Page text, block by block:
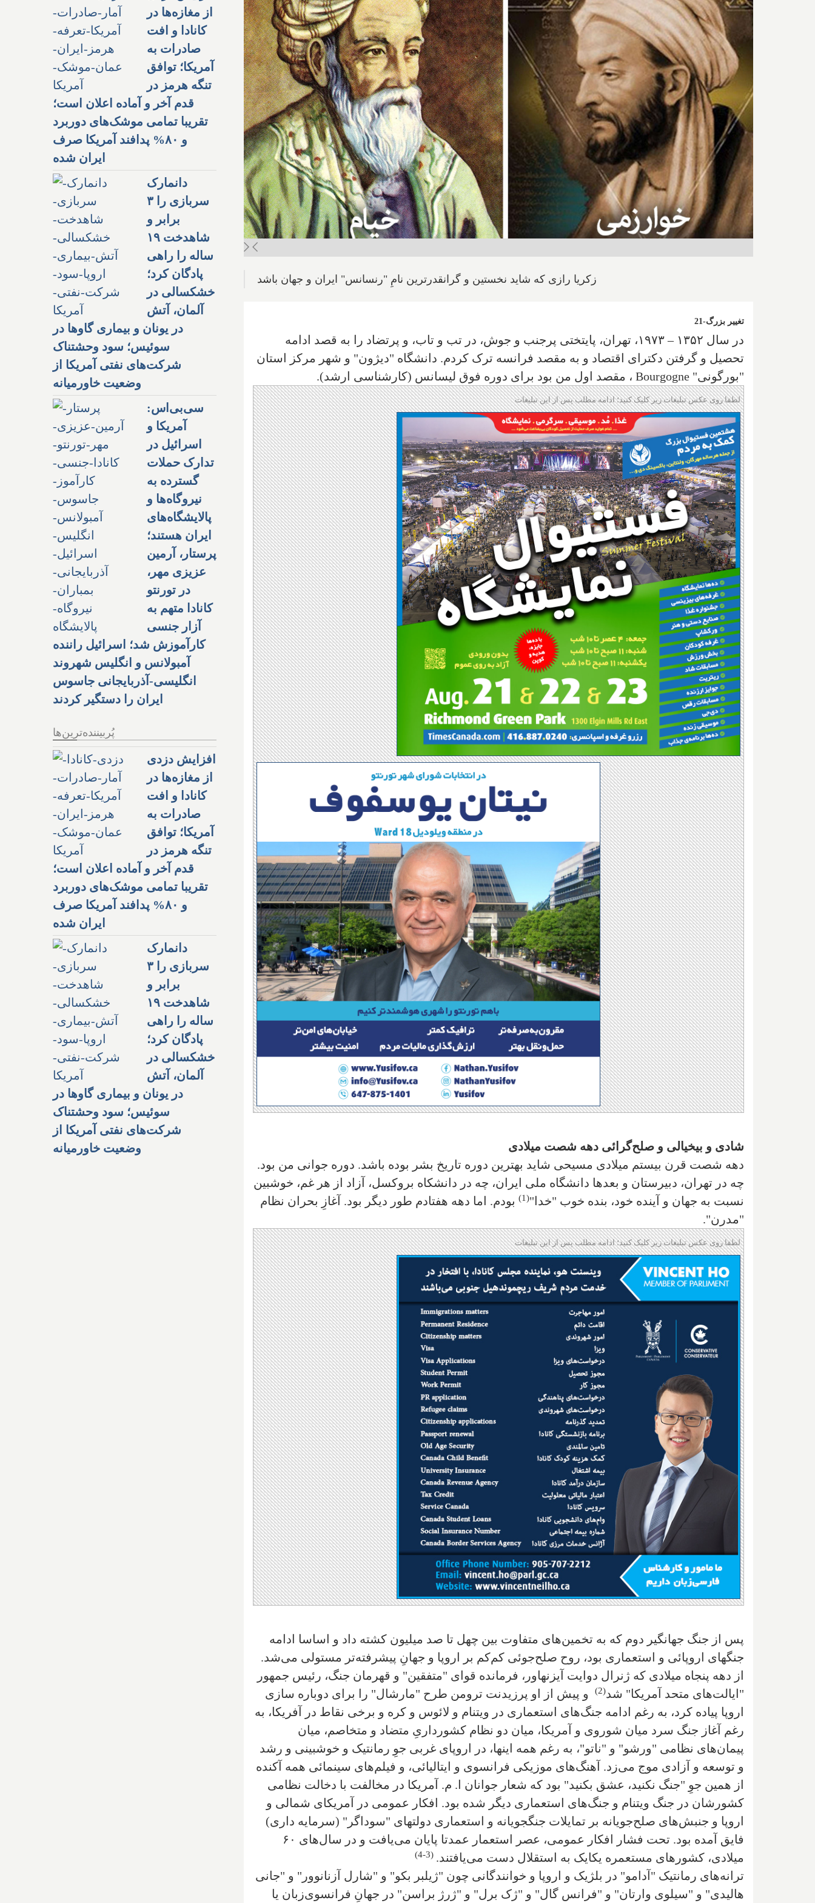
زکریا رازی که شاید نخستین و گرانقدرترین نامِ "رنسانس" ایران و جهان باشد
تغییر بزرگ-21
در سال ۱۳۵۲ – ۱۹۷۳، تهران، پایتختی پرجنب و جوش، در تب و تاب، و پرتضاد را به قصد ادامه
تحصیل و گرفتن دکترای اقتصاد و به مقصد فرانسه ترک کردم. دانشگاه "دیژون" و شهر مرکز استان
"بورگونی" Bourgogne ، مقصد اول من بود برای دوره فوق لیسانس (کارشناسی ارشد).
لطفا روی عکس تبلیغات زیر کلیک کنید؛ ادامه مطلب پس از این تبلیغات
شادی و بیخیالی و صلح‌گرائی دهه شصت میلادی
دهه شصت قرن بیستم میلادی مسیحی شاید بهترین دوره تاریخ بشر بوده باشد. دوره جوانی من بود.
چه در تهران، دبیرستان و بعدها دانشگاه ملی ایران، چه در دانشکاه بروکسل، آزاد از هر غم، خوشبین
نسبت به جهان و آینده خود، بنده خوب "خدا"(1)
بودم. اما دهه هفتاد‌م طور دیگر بود. آغازِ بحران نظام
"مدرن".
لطفا روی عکس تبلیغات زیر کلیک کنید؛ ادامه مطلب پس از این تبلیغات
پس از جنگ جهانگیر دوم که به تخمین‌های متفاوت بین چهل تا صد میلیون کشته داد و اساسا ادامه
جنگهای اروپائی و استعماری بود، روح صلح‌جوئی کم‌کم بر اروپا و جهانِ پیشرفته‌تر مستولی می‌شد.
از دهه پنجاه میلادی که ژنرال دوایت آیزنهاور، فرمانده قوای "متفقین" و قهرمان جنگ، رئیس جمهور
"ایالت‌های متحد آمریکا" شد(2)
و پیش از او پرزیدنت ترومن طرح "مارشال" را برای دوباره سازی
اروپا پیاده کرد، به رغم ادامه جنگ‌های استعماری در ویتنام و لائوس و کره و برخی نقاط در آفریکا، به
رغم آغاز جنگ سرد میان شوروی و آمریکا، میان دو نظام کشورداریِ متضاد و متخاصم، میان
پیمان‌های نظامی "ورشو" و "ناتو"، به رغم همه اینها، در اروپای غربی جوِ رمانتیک و خوشبینی و رشد
و توسعه و آزادی موج می‌زد. آهنگ‌های موزیکی فرانسوی و ایتالیائی‌، و فیلم‌های سینمائی همه آکنده
از همین جوِ "جنگ نکنید، عشق بکنید" بود که شعار جوانان ا. م. آمریکا در مخالفت با دخالت نظامی
کشورشان در جنگ ویتنام و جنگ‌های استعماری دیگر شده بود. افکار عمومی در آمریکای شمالی و
اروپا و جنبش‌های صلح‌جویانه بر تمایلات جنگجویانه و استعماری دولتهای "سوداگر" (سرمایه داری)‌
فایق آمده بود. تحت فشار افکار عمومی، عصر استعمار عمدتا پایان می‌یافت و در سال‌های ۶۰
میلادی، کشورهای مستعمره یکایک به استقلال دست می‌یافتند. (3-4)
ترانه‌های رمانتیک "آدامو" در بلژیک و اروپا و خوانندگانی چون "ژیلبر بکو" و "شارل آزنانوور" و "جانی
هالیدی" و "سیلوی وارتان" و "فرانس گال" و "ژک برل" و "ژرژ براسن" در جهانِ فرانسوی‌زبان یا
از مغازه‌ها در
کانادا و افت
صادرات به
آمریکا؛ توافق
تنگه هرمز در
قدم آخر و آماده اعلان است؛
تقریبا تمامی موشک‌های دوربرد
و ۸۰% پدافند آمریکا صرف
ایران شده
دانمارک
سربازی را ۳
برابر و
شاهدخت ۱۹
ساله را راهی
پادگان کرد؛
خشکسالی در
آلمان، آتش
در یونان و بیماری گاوها در
سوئیس؛ سود وحشتناک
شرکت‌های نفتی آمریکا از
وضعیت خاورمیانه
سی‌بی‌اس:
آمریکا و
اسرائیل در
تدارک حملات
گسترده به
نیروگاه‌ها و
پالایشگاه‌های
ایران هستند؛
پرستار، آرمین
عزیزی مهر،
در تورنتو
کانادا متهم به
آزار جنسی
کارآموزش شد؛ اسرائیل راننده
آمبولانس و انگلیس شهروند
انگلیسی-آذربایجانی جاسوس
ایران را دستگیر کردند
پُربیننده‌ترین‌ها
افزایش دزدی
از مغازه‌ها در
کانادا و افت
صادرات به
آمریکا؛ توافق
تنگه هرمز در
قدم آخر و آماده اعلان است؛
تقریبا تمامی موشک‌های دوربرد
و ۸۰% پدافند آمریکا صرف
ایران شده
دانمارک
سربازی را ۳
برابر و
شاهدخت ۱۹
ساله را راهی
پادگان کرد؛
خشکسالی در
آلمان، آتش
در یونان و بیماری گاوها در
سوئیس؛ سود وحشتناک
شرکت‌های نفتی آمریکا از
وضعیت خاورمیانه